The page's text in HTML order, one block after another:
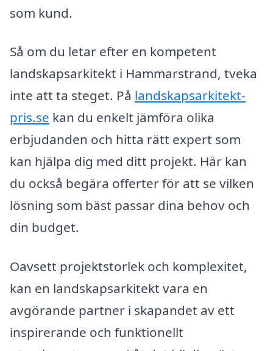
som kund.
Så om du letar efter en kompetent
landskapsarkitekt i Hammarstrand, tveka
inte att ta steget. På landskapsarkitekt-
pris.se kan du enkelt jämföra olika
erbjudanden och hitta rätt expert som
kan hjälpa dig med ditt projekt. Här kan
du också begära offerter för att se vilken
lösning som bäst passar dina behov och
din budget.
Oavsett projektstorlek och komplexitet,
kan en landskapsarkitekt vara en
avgörande partner i skapandet av ett
inspirerande och funktionellt